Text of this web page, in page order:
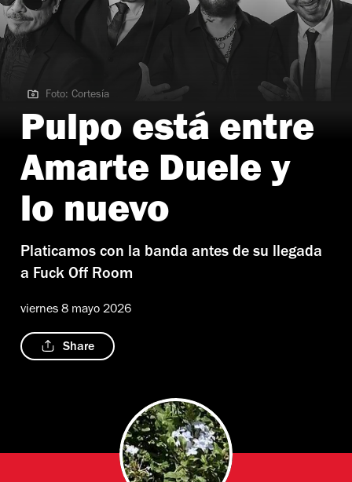
Foto: Cortesía | Pulpo está entre Amarte Duele y lo nuevo
Foto: Cortesía
Pulpo está entre
Amarte Duele y
lo nuevo
Platicamos con la banda antes de su llegada
a Fuck Off Room
viernes 8 mayo 2026
Share